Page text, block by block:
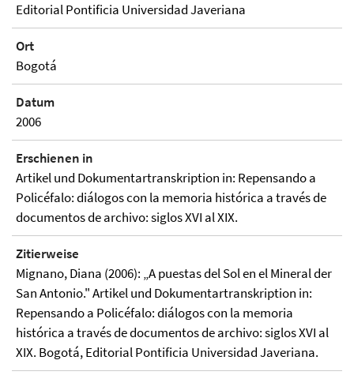
Editorial Pontificia Universidad Javeriana
Ort
Bogotá
Datum
2006
Erschienen in
Artikel und Dokumentartranskription in: Repensando a
Policéfalo: diálogos con la memoria histórica a través de
documentos de archivo: siglos XVI al XIX.
Zitierweise
Mignano, Diana (2006): „A puestas del Sol en el Mineral der
San Antonio." Artikel und Dokumentartranskription in:
Repensando a Policéfalo: diálogos con la memoria
histórica a través de documentos de archivo: siglos XVI al
XIX. Bogotá, Editorial Pontificia Universidad Javeriana.